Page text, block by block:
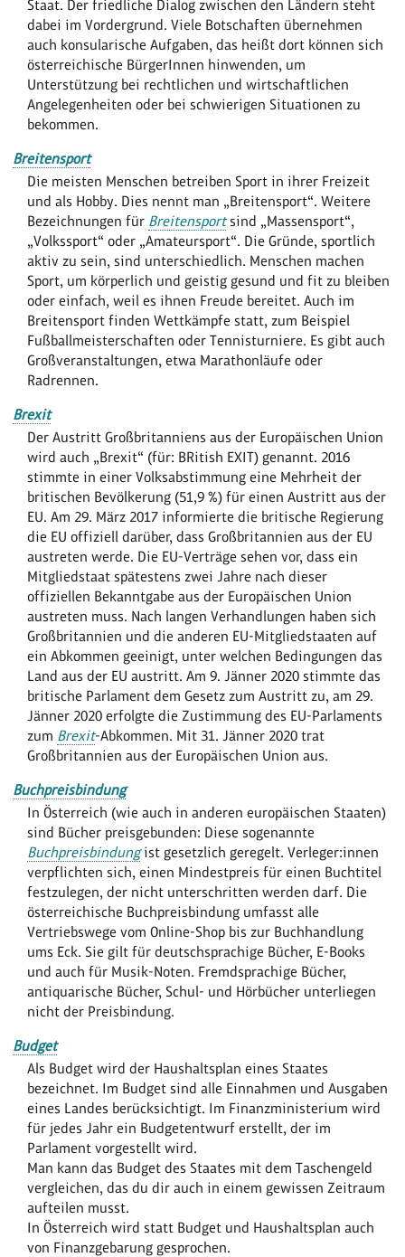
Staat. Der friedliche Dialog zwischen den Ländern steht
dabei im Vordergrund. Viele Botschaften übernehmen
auch konsularische Aufgaben, das heißt dort können sich
österreichische BürgerInnen hinwenden, um
Unterstützung bei rechtlichen und wirtschaftlichen
Angelegenheiten oder bei schwierigen Situationen zu
bekommen.
Breitensport
Die meisten Menschen betreiben Sport in ihrer Freizeit
und als Hobby. Dies nennt man „Breitensport“. Weitere
Bezeichnungen für Breitensportsind „Massensport“,
„Volkssport“ oder „Amateursport“. Die Gründe, sportlich
aktiv zu sein, sind unterschiedlich. Menschen machen
Sport, um körperlich und geistig gesund und fit zu bleiben
oder einfach, weil es ihnen Freude bereitet. Auch im
Breitensport finden Wettkämpfe statt, zum Beispiel
Fußballmeisterschaften oder Tennisturniere. Es gibt auch
Großveranstaltungen, etwa Marathonläufe oder
Radrennen.
Brexit
Der Austritt Großbritanniens aus der Europäischen Union
wird auch „Brexit“ (für: BRitish EXIT) genannt. 2016
stimmte in einer Volksabstimmung eine Mehrheit der
britischen Bevölkerung (51,9 %) für einen Austritt aus der
EU. Am 29. März 2017 informierte die britische Regierung
die EU offiziell darüber, dass Großbritannien aus der EU
austreten werde. Die EU-Verträge sehen vor, dass ein
Mitgliedstaat spätestens zwei Jahre nach dieser
offiziellen Bekanntgabe aus der Europäischen Union
austreten muss. Nach langen Verhandlungen haben sich
Großbritannien und die anderen EU-Mitgliedstaaten auf
ein Abkommen geeinigt, unter welchen Bedingungen das
Land aus der EU austritt. Am 9. Jänner 2020 stimmte das
britische Parlament dem Gesetz zum Austritt zu, am 29.
Jänner 2020 erfolgte die Zustimmung des EU-Parlaments
zum Brexit-Abkommen. Mit 31. Jänner 2020 trat
Großbritannien aus der Europäischen Union aus.
Buchpreisbindung
In Österreich (wie auch in anderen europäischen Staaten)
sind Bücher preisgebunden: Diese sogenannte
Buchpreisbindungist gesetzlich geregelt. Verleger:innen
verpflichten sich, einen Mindestpreis für einen Buchtitel
festzulegen, der nicht unterschritten werden darf. Die
österreichische Buchpreisbindung umfasst alle
Vertriebswege vom Online-Shop bis zur Buchhandlung
ums Eck. Sie gilt für deutschsprachige Bücher, E-Books
und auch für Musik-Noten. Fremdsprachige Bücher,
antiquarische Bücher, Schul- und Hörbücher unterliegen
nicht der Preisbindung.
Budget
Als Budget wird der Haushaltsplan eines Staates
bezeichnet. Im Budget sind alle Einnahmen und Ausgaben
eines Landes berücksichtigt. Im Finanzministerium wird
für jedes Jahr ein Budgetentwurf erstellt, der im
Parlament vorgestellt wird.
Man kann das Budget des Staates mit dem Taschengeld
vergleichen, das du dir auch in einem gewissen Zeitraum
aufteilen musst.
In Österreich wird statt Budget und Haushaltsplan auch
von Finanzgebarung gesprochen.